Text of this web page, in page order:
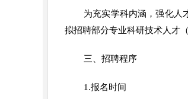
为充实学科内涵，强化人
拟招聘部分专业科研技术人才
三、招聘程序
1.报名时间